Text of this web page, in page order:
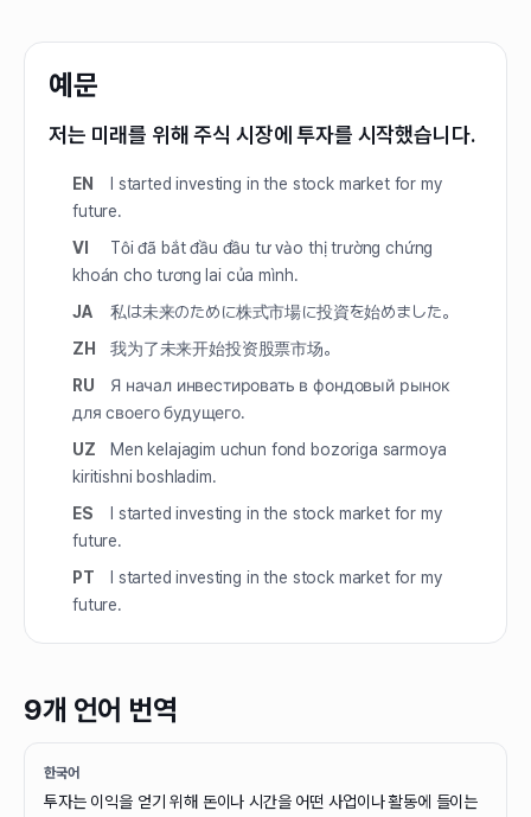
예문
저는 미래를 위해 주식 시장에 투자를 시작했습니다.
EN
I started investing in the stock market for my
future.
VI
Tôi đã bắt đầu đầu tư vào thị trường chứng
khoán cho tương lai của mình.
JA
私は未来のために株式市場に投資を始めました。
ZH
我为了未来开始投资股票市场。
RU
Я начал инвестировать в фондовый рынок
для своего будущего.
UZ
Men kelajagim uchun fond bozoriga sarmoya
kiritishni boshladim.
ES
I started investing in the stock market for my
future.
PT
I started investing in the stock market for my
future.
9개 언어 번역
한국어
투자는 이익을 얻기 위해 돈이나 시간을 어떤 사업이나 활동에 들이는